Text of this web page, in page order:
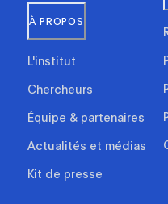
À PROPOS
L'institut
Chercheurs
Équipe & partenaires
Actualités et médias
Kit de presse